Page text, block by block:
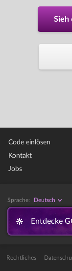
Sieh
Code einlösen
Kontakt
Jobs
Sprache: Deutsch
Entdecke
Rechtliches